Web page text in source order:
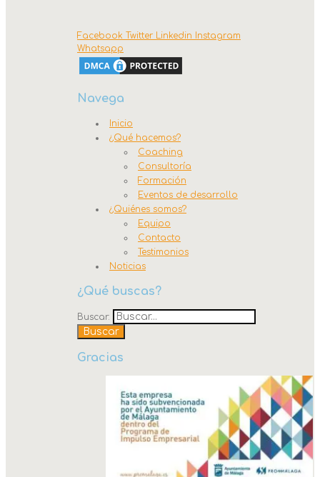
Facebook Twitter Linkedin Instagram
Whatsapp
Navega
Inicio
¿Qué hacemos?
Coaching
Consultoría
Formación
Eventos de desarrollo
¿Quiénes somos?
Equipo
Contacto
Testimonios
Noticias
¿Qué buscas?
Buscar:
Gracias